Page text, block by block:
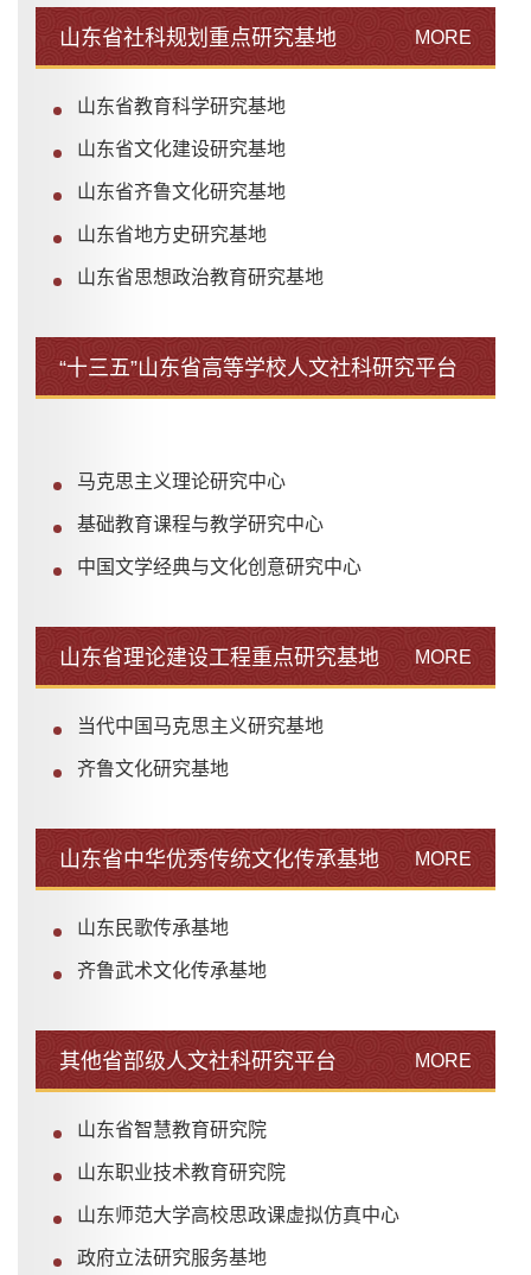
山东省社科规划重点研究基地 MORE
山东省教育科学研究基地
山东省文化建设研究基地
山东省齐鲁文化研究基地
山东省地方史研究基地
山东省思想政治教育研究基地
“十三五”山东省高等学校人文社科研究平台
马克思主义理论研究中心
基础教育课程与教学研究中心
中国文学经典与文化创意研究中心
山东省理论建设工程重点研究基地 MORE
当代中国马克思主义研究基地
齐鲁文化研究基地
山东省中华优秀传统文化传承基地 MORE
山东民歌传承基地
齐鲁武术文化传承基地
其他省部级人文社科研究平台 MORE
山东省智慧教育研究院
山东职业技术教育研究院
山东师范大学高校思政课虚拟仿真中心
政府立法研究服务基地